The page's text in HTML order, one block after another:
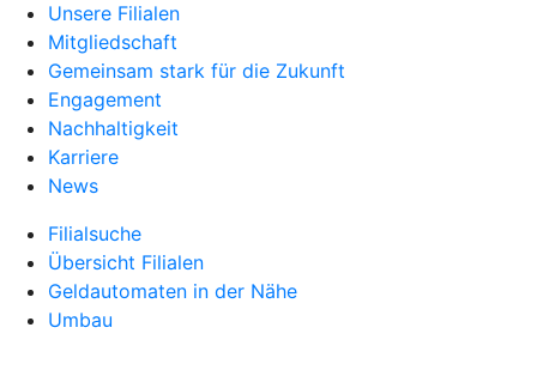
Unsere Filialen
Mitgliedschaft
Gemeinsam stark für die Zukunft
Engagement
Nachhaltigkeit
Karriere
News
Filialsuche
Übersicht Filialen
Geldautomaten in der Nähe
Umbau